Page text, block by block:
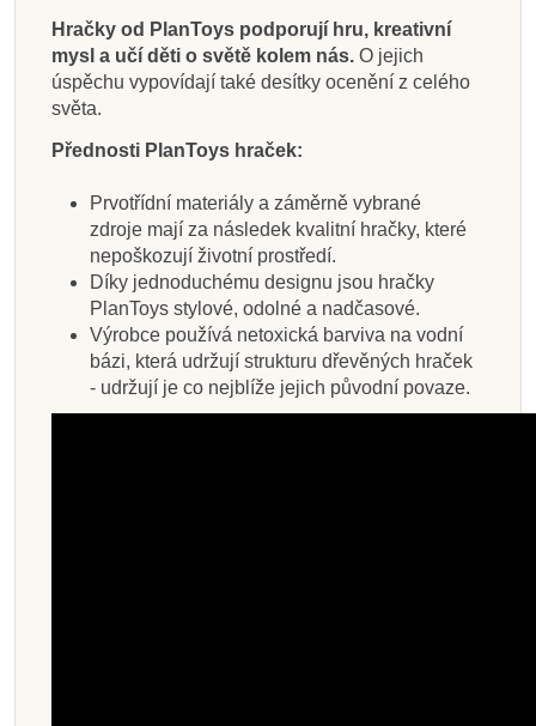
Hračky od PlanToys podporují hru, kreativní
mysl a učí děti o světě kolem nás. O jejich
úspěchu vypovídají také desítky ocenění z celého
světa.
Přednosti PlanToys hraček:
Prvotřídní materiály a záměrně vybrané
zdroje mají za následek kvalitní hračky, které
nepoškozují životní prostředí.
Díky jednoduchému designu jsou hračky
PlanToys stylové, odolné a nadčasové.
Výrobce používá netoxická barviva na vodní
bázi, která udržují strukturu dřevěných hraček
- udržují je co nejblíže jejich původní povaze.